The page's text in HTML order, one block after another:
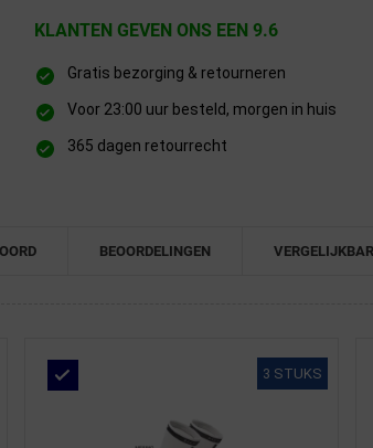
KLANTEN GEVEN ONS EEN 9.6
Gratis bezorging & retourneren
Voor 23:00 uur besteld, morgen in huis
365 dagen retourrecht
BEOORDELINGEN
3 STUKS